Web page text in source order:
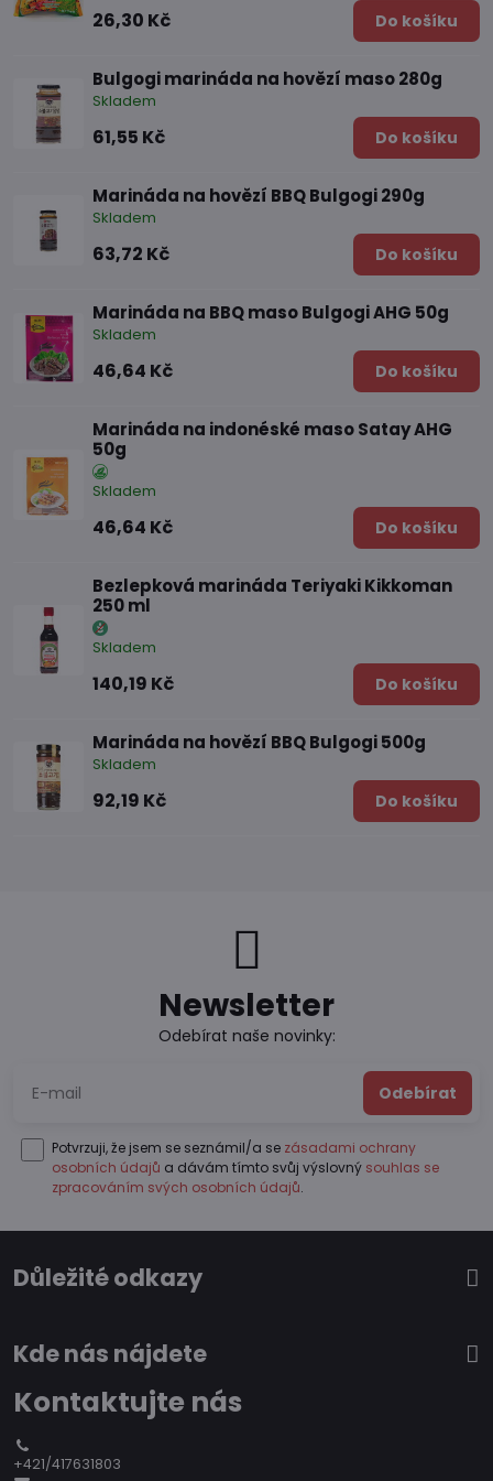
26,30 Kč Do košíku
Bulgogi marináda na hovězí maso 280g
Skladem
61,55 Kč Do košíku
Marináda na hovězí BBQ Bulgogi 290g
Skladem
63,72 Kč Do košíku
Marináda na BBQ maso Bulgogi AHG 50g
Skladem
46,64 Kč Do košíku
Marináda na indonéské maso Satay AHG
50g
Skladem
46,64 Kč Do košíku
Bezlepková marináda Teriyaki Kikkoman
250 ml
Skladem
140,19 Kč Do košíku
Marináda na hovězí BBQ Bulgogi 500g
Skladem
92,19 Kč Do košíku
Newsletter
Odebírat naše novinky:
Odebírat
Potvrzuji, že jsem se seznámil/a se zásadami ochrany
osobních údajů a dávám tímto svůj výslovný souhlas se
zpracováním svých osobních údajů.
Důležité odkazy
Kde nás nájdete
Kontaktujte nás
+421/417631803